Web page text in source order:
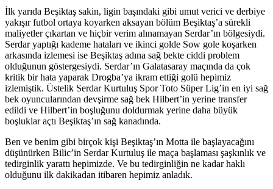
İlk yarıda Beşiktaş sakin, ligin başındaki gibi umut verici ve derbiye
yakışır futbol ortaya koyarken aksayan bölüm Beşiktaş’a sürekli
maliyetler çıkartan ve hiçbir verim alınamayan Serdar’ın bölgesiydi.
Serdar yaptığı kademe hataları ve ikinci golde Sow gole koşarken
arkasında izlemesi ise Beşiktaş adına sağ bekte ciddi problem
olduğunun göstergesiydi. Serdar’ın Galatasaray maçında da çok
kritik bir hata yaparak Drogba’ya ikram ettiği golü hepimiz
izlemiştik. Üstelik Serdar Kurtuluş Spor Toto Süper Lig’in en iyi sağ
bek oyuncularından devşirme sağ bek Hilbert’in yerine transfer
edildi ve Hilbert’in boşluğunu doldurmak yerine daha büyük
boşluklar açtı Beşiktaş’ın sağ kanadında.
Ben ve benim gibi birçok kişi Beşiktaş’ın Motta ile başlayacağını
düşünürken Bilic’in Serdar Kurtuluş ile maça başlaması şaşkınlık ve
tedirginlik yarattı hepimizde. Ve bu tedirginliğin ne kadar haklı
olduğunu ilk dakikadan itibaren hepimiz anladık.